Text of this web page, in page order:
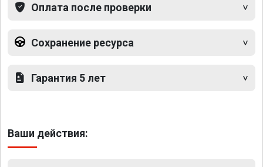
Оплата после проверки
Сохранение ресурса
Гарантия 5 лет
Ваши действия: